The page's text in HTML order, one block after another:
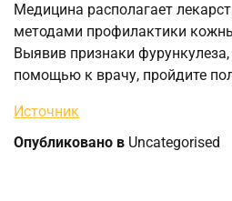
Медицина располагает
методами профилактики
Выявив признаки фурункулеза,
помощью к врачу, пройдите
Источник
Опубликовано в Uncategorised